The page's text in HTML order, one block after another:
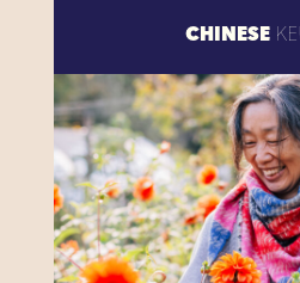
CHINESE